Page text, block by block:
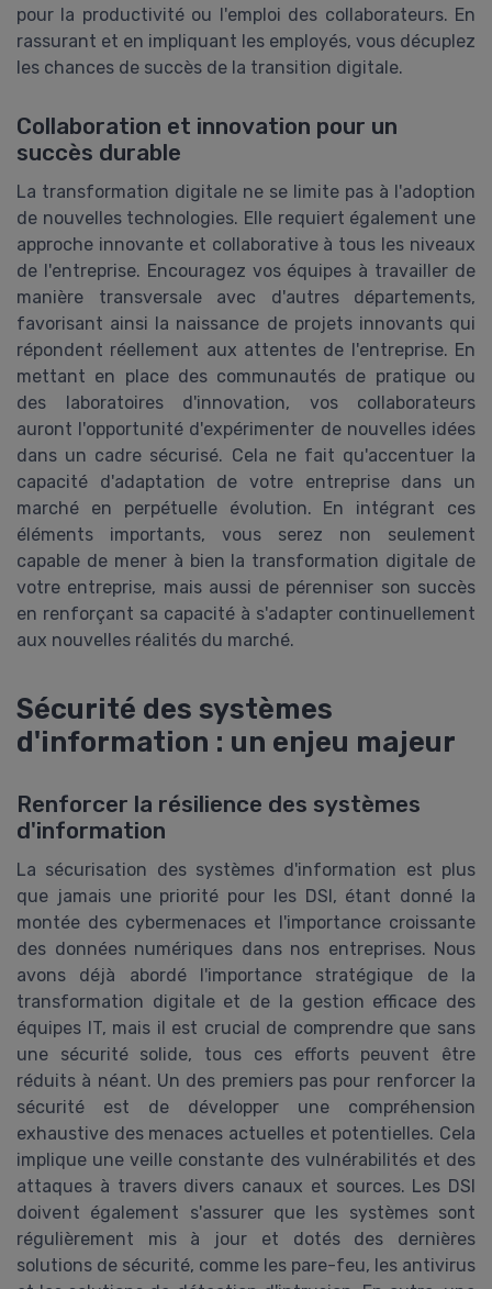
pour la productivité ou l'emploi des collaborateurs. En
rassurant et en impliquant les employés, vous décuplez
les chances de succès de la transition digitale.
Collaboration et innovation pour un
succès durable
La transformation digitale ne se limite pas à l'adoption
de nouvelles technologies. Elle requiert également une
approche innovante et collaborative à tous les niveaux
de l'entreprise. Encouragez vos équipes à travailler de
manière transversale avec d'autres départements,
favorisant ainsi la naissance de projets innovants qui
répondent réellement aux attentes de l'entreprise. En
mettant en place des communautés de pratique ou
des laboratoires d'innovation, vos collaborateurs
auront l'opportunité d'expérimenter de nouvelles idées
dans un cadre sécurisé. Cela ne fait qu'accentuer la
capacité d'adaptation de votre entreprise dans un
marché en perpétuelle évolution. En intégrant ces
éléments importants, vous serez non seulement
capable de mener à bien la transformation digitale de
votre entreprise, mais aussi de pérenniser son succès
en renforçant sa capacité à s'adapter continuellement
aux nouvelles réalités du marché.
Sécurité des systèmes
d'information : un enjeu majeur
Renforcer la résilience des systèmes
d'information
La sécurisation des systèmes d'information est plus
que jamais une priorité pour les DSI, étant donné la
montée des cybermenaces et l'importance croissante
des données numériques dans nos entreprises. Nous
avons déjà abordé l'importance stratégique de la
transformation digitale et de la gestion efficace des
équipes IT, mais il est crucial de comprendre que sans
une sécurité solide, tous ces efforts peuvent être
réduits à néant. Un des premiers pas pour renforcer la
sécurité est de développer une compréhension
exhaustive des menaces actuelles et potentielles. Cela
implique une veille constante des vulnérabilités et des
attaques à travers divers canaux et sources. Les DSI
doivent également s'assurer que les systèmes sont
régulièrement mis à jour et dotés des dernières
solutions de sécurité, comme les pare-feu, les antivirus